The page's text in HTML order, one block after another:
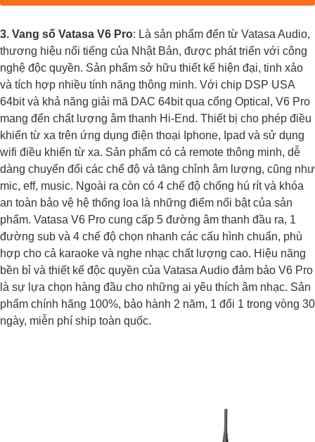
3. Vang số Vatasa V6 Pro: Là sản phẩm đến từ Vatasa Audio,
thương hiệu nổi tiếng của Nhật Bản, được phát triển với công
nghệ độc quyền. Sản phẩm sở hữu thiết kế hiện đại, tinh xảo
và tích hợp nhiều tính năng thông minh. Với chip DSP USA
64bit và khả năng giải mã DAC 64bit qua cổng Optical, V6 Pro
mang đến chất lượng âm thanh Hi-End. Thiết bị cho phép điều
khiển từ xa trên ứng dụng điện thoại Iphone, Ipad và sử dụng
wifi điều khiển từ xa. Sản phẩm có cả remote thông minh, dễ
dàng chuyển đổi các chế độ và tăng chỉnh âm lượng, cũng như
mic, eff, music. Ngoài ra còn có 4 chế độ chống hú rít và khóa
an toàn bảo vệ hệ thống loa là những điểm nổi bật của sản
phẩm. Vatasa V6 Pro cung cấp 5 đường âm thanh đầu ra, 1
đường sub và 4 chế độ chọn nhanh các cấu hình chuẩn, phù
hợp cho cả karaoke và nghe nhạc chất lượng cao. Hiệu năng
bền bỉ và thiết kế độc quyền của Vatasa Audio đảm bảo V6 Pro
là sự lựa chọn hàng đầu cho những ai yêu thích âm nhạc. Sản
phẩm chính hãng 100%, bảo hành 2 năm, 1 đổi 1 trong vòng 30
ngày, miễn phí ship toàn quốc.